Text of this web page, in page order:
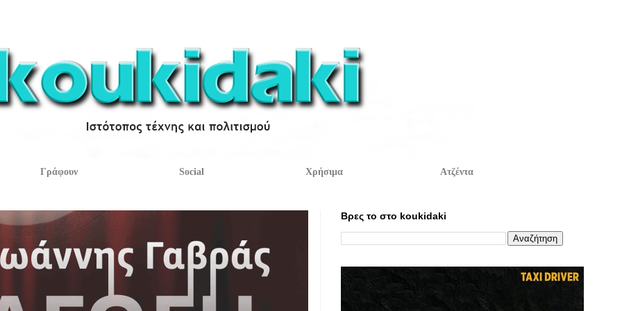
Γράφουν Social Χρήσιμα Ατζέντα
Βρες το στο koukidaki